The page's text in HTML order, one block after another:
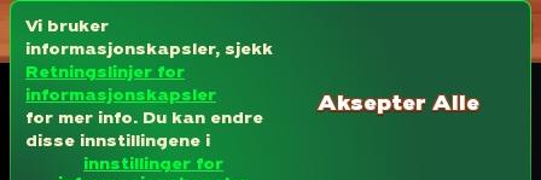
Vi bruker
informasjonskapsler, sjekk
Retningslinjer for
informasjonskapsler
for mer info. Du kan endre
disse innstillingene i
innstillinger for
Aksepter Alle